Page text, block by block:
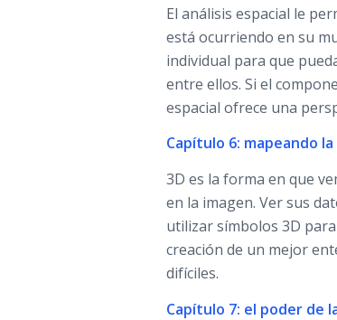
El análisis espacial le
está ocurriendo en su
individual para que
entre ellos. Si el
espacial ofrece una
Capítulo 6: mapeando
3D es la forma en que
en la imagen. Ver sus
utilizar símbolos 3D
creación de un mejor
difíciles.
Capítulo 7: el poder de